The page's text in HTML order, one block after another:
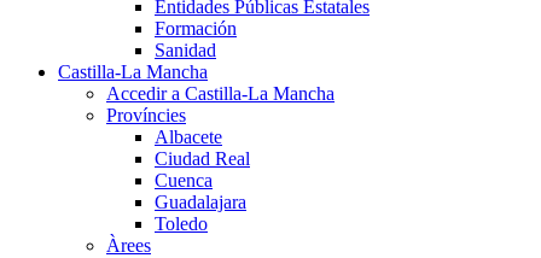
Entidades Públicas Estatales
Formación
Sanidad
Castilla-La Mancha
Accedir a Castilla-La Mancha
Províncies
Albacete
Ciudad Real
Cuenca
Guadalajara
Toledo
Àrees